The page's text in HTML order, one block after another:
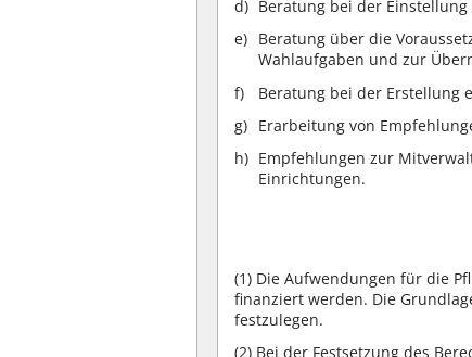
Beratung bei der
Beratung über die
Wahlaufgaben und zur
Beratung bei der Erstellung
Erarbeitung von
Empfehlungen zur
Einrichtungen.
(1) Die Aufwendungen für die
finanziert werden. Die
festzulegen.
(2) Bei der Festsetzung des